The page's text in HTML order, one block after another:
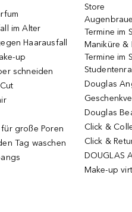
im Alter
Haarausfall
up
schneiden
große Poren
Tag waschen
Store
Termine im
Maniküre &
Termine im
Douglas
Douglas
Click &
Click &
DOUGLAS
Make-up